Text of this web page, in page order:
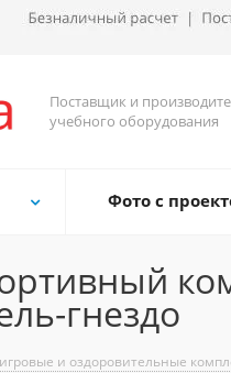
Поставщик и
учебного оборудования
Фото с
гнездо
и оздоровительные